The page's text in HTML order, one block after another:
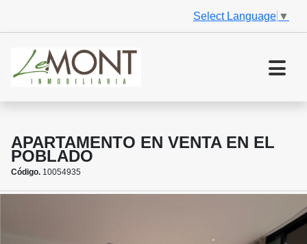
Select Language ▼
APARTAMENTO EN VENTA EN EL
POBLADO
Código. 10054935